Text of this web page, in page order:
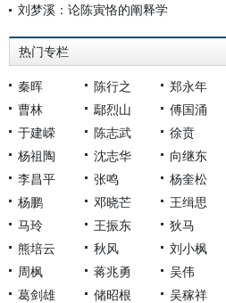
刘梦溪：论陈寅恪的阐释学
热门专栏
秦晖 陈行之 郑永年
曹林
鄢烈山 傅国涌
于建嵘
陈志武 徐贲
杨祖陶
沈志华 向继东
李昌平
张鸣 杨奎松
杨鹏
邓晓芒 王缉思
马玲
王振东 狄马
熊培云
秋风 刘小枫
周枫
蒋兆勇 吴伟
葛剑雄
储昭根 吴稼祥